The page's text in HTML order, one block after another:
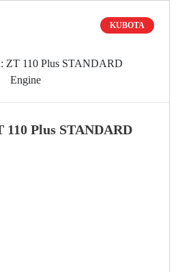
KUBOTA
Plus STANDARD